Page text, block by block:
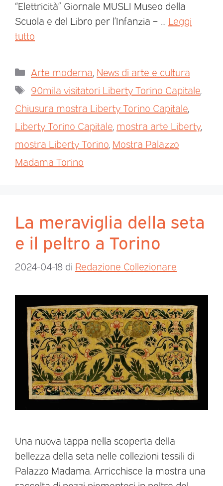
“Elettricità” Giornale MUSLI Museo della
Scuola e del Libro per l’Infanzia – … Leggi
tutto
Arte moderna News di arte e cultura
90mila visitatori Liberty Torino Capitale
Chiusura mostra Liberty Torino Capitale
Liberty Torino Capitale mostra arte Liberty,
mostra Liberty Torino Mostra Palazzo
Madama Torino
La meraviglia della seta
e il peltro a Torino
2024-04-18 di Redazione Collezionare
Una nuova tappa nella scoperta della
bellezza della seta nelle collezioni tessili di
Palazzo Madama. Arricchisce la mostra una